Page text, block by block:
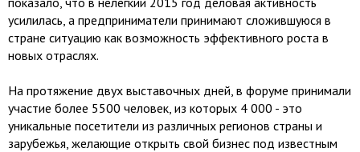
усилилась, а предприниматели принимают сложившуюся в
стране ситуацию как возможность эффективного роста в
новых отраслях.
На протяжение двух выставочных дней, в форуме принимали
участие более 5500 человек, из которых 4 000 - это
уникальные посетители из различных регионов страны и
зарубежья, желающие открыть свой бизнес под известным